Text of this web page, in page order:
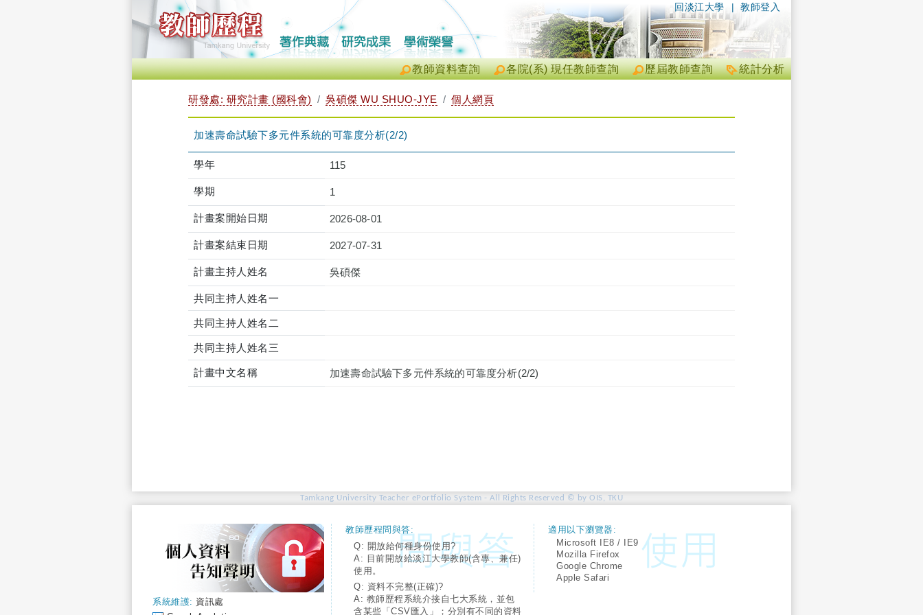
| 教師登入
回淡江大學
統計分析
歷屆教師查詢
各院(系) 現任教師查詢
教師資料查詢
研發處: 研究計畫 (國科會) 吳碩傑 WU SHUO-JYE 個人網頁
加速壽命試驗下多元件系統的可靠度分析(2/2)
學年 115
學期 1
計畫案開始日期 2026-08-01
計畫案結束日期 2027-07-31
計畫主持人姓名 吳碩傑
共同主持人姓名一
共同主持人姓名二
共同主持人姓名三
計畫中文名稱 加速壽命試驗下多元件系統的可靠度分析(2/2)
Tamkang University Teacher ePortfolio System - All Rights Reserved © by OIS, TKU
系統維護: 資訊處
教師歷程問與答:
Q: 開放給何種身份使用?
A: 目前開放給淡江大學教師(含專、兼任)
使用。
Q: 資料不完整(正確)?
A: 教師歷程系統介接自七大系統，並包
含某些「CSV匯入」；分別有不同的資料
適用以下瀏覽器:
Microsoft IE8 / IE9
Mozilla Firefox
Google Chrome
Apple Safari